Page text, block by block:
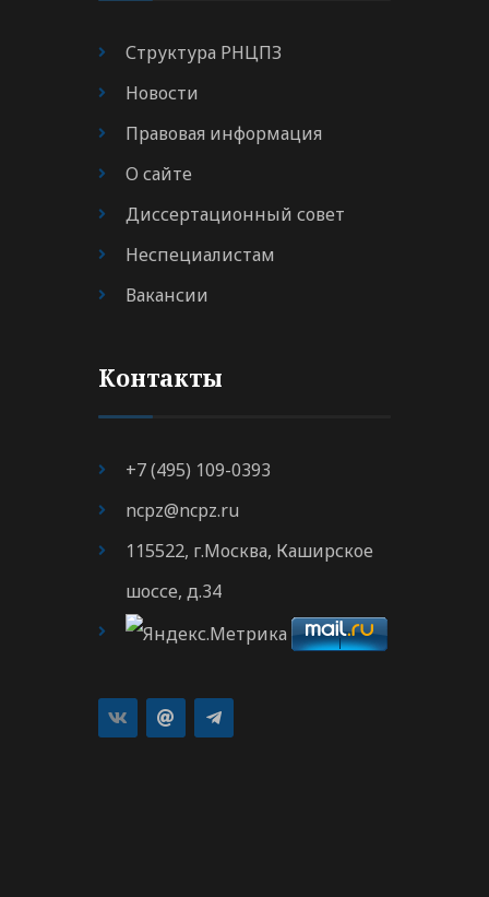
Структура РНЦПЗ
Новости
Правовая информация
О сайте
Диссертационный совет
Неспециалистам
Вакансии
Контакты
+7 (495) 109-0393
ncpz@ncpz.ru
115522, г.Москва, Каширское
шоссе, д.34